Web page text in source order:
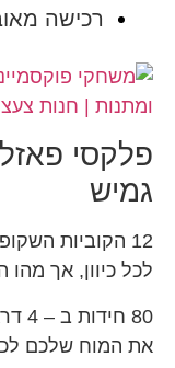
רכישה
פלקסי
גמיש
12 הקוביות
לכל כיוון, אך מהו
80
את המוח שלכם לכל